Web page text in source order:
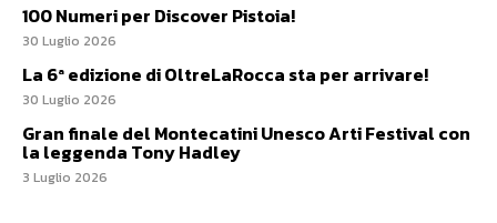
100 Numeri per Discover Pistoia!
30 Luglio 2026
La 6ª edizione di OltreLaRocca sta per arrivare!
30 Luglio 2026
Gran finale del Montecatini Unesco Arti Festival con
la leggenda Tony Hadley
3 Luglio 2026